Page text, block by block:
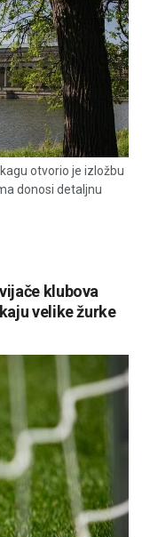
otvorio je izložbu
donosi detaljnu
klubova
velike žurke